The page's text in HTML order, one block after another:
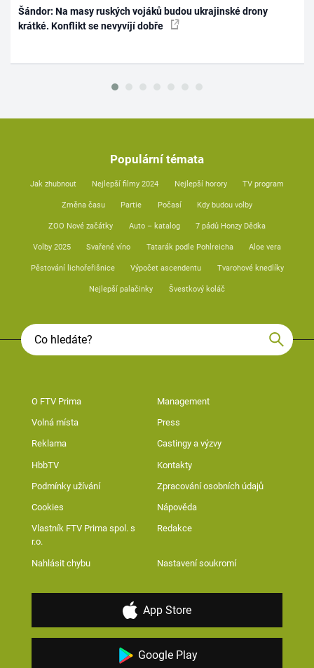
Šándor: Na masy ruských vojáků budou ukrajinské drony
krátké. Konflikt se nevyvíjí dobře
Populární témata
Jak zhubnout Nejlepší filmy 2024 Nejlepší horory TV program
Změna času Partie Počasí Kdy budou volby
ZOO Nové začátky Auto – katalog 7 pádů Honzy Dědka
Volby 2025 Svařené víno Tatarák podle Pohlreicha Aloe vera
Pěstování lichořeřišnice Výpočet ascendentu Tvarohové knedlíky
Nejlepší palačinky Švestkový koláč
O FTV Prima Management
Volná místa Press
Reklama Castingy a výzvy
HbbTV Kontakty
Podmínky užívání Zpracování osobních údajů
Cookies Nápověda
Vlastník FTV Prima spol. s
r.o.
Redakce
Nahlásit chybu Nastavení soukromí
App Store
Google Play